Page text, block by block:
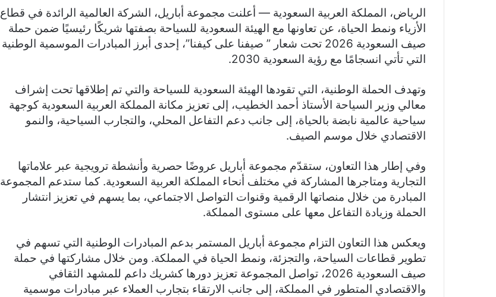
الرياض، المملكة العربية السعودية — أعلنت مجموعة أباريل، الشركة العالمية الرائدة في قطاع
الأزياء ونمط الحياة، عن تعاونها مع الهيئة السعودية للسياحة بصفتها شريكًا رئيسيًا ضمن حملة
صيف السعودية 2026 تحت شعار ” صيفنا على كيفنا”، إحدى أبرز المبادرات الموسمية الوطنية
التي تأتي انسجامًا مع رؤية السعودية 2030.
وتهدف الحملة الوطنية، التي تقودها الهيئة السعودية للسياحة والتي تم إطلاقها تحت إشراف
معالي وزير السياحة الأستاذ أحمد الخطيب، إلى تعزيز مكانة المملكة العربية السعودية كوجهة
سياحية عالمية نابضة بالحياة، إلى جانب دعم التفاعل المحلي، والتجارب السياحية، والنمو
الاقتصادي خلال موسم الصيف.
وفي إطار هذا التعاون، ستقدّم مجموعة أباريل عروضًا حصرية وأنشطة ترويجية عبر علاماتها
التجارية ومتاجرها المشاركة في مختلف أنحاء المملكة العربية السعودية. كما ستدعم المجموعة
المبادرة من خلال منصاتها الرقمية وقنوات التواصل الاجتماعي، بما يسهم في تعزيز انتشار
الحملة وزيادة التفاعل معها على مستوى المملكة.
ويعكس هذا التعاون التزام مجموعة أباريل المستمر بدعم المبادرات الوطنية التي تسهم في
تطوير قطاعات السياحة، والتجزئة، ونمط الحياة في المملكة. ومن خلال مشاركتها في حملة
صيف السعودية 2026، تواصل المجموعة تعزيز دورها كشريك داعم للمشهد الثقافي
والاقتصادي المتطور في المملكة، إلى جانب الارتقاء بتجارب العملاء عبر مبادرات موسمية